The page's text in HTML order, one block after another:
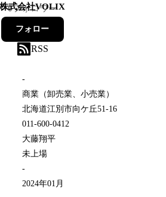
株式会社VOLIX
0フォロワー
フォロー
RSS
-
商業（卸売業、小売業）
北海道江別市向ケ丘51-16
011-600-0412
大藤翔平
未上場
-
2024年01月